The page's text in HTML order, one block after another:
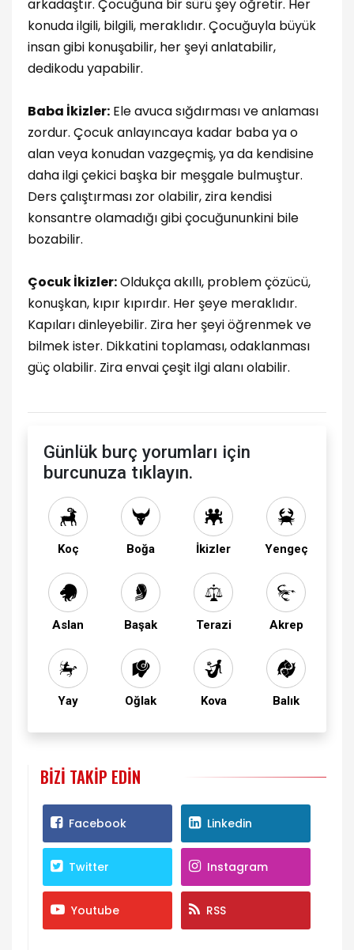
arkadaştır. Çocuğuna bir sürü şey öğretir. Her
konuda ilgili, bilgili, meraklıdır. Çocuğuyla büyük
insan gibi konuşabilir, her şeyi anlatabilir,
dedikodu yapabilir.
Baba İkizler: Ele avuca sığdırması ve anlaması
zordur. Çocuk anlayıncaya kadar baba ya o
alan veya konudan vazgeçmiş, ya da kendisine
daha ilgi çekici başka bir meşgale bulmuştur.
Ders çalıştırması zor olabilir, zira kendisi
konsantre olamadığı gibi çocuğununkini bile
bozabilir.
Çocuk İkizler:Oldukça akıllı, problem çözücü,
konuşkan, kıpır kıpırdır. Her şeye meraklıdır.
Kapıları dinleyebilir. Zira her şeyi öğrenmek ve
bilmek ister. Dikkatini toplaması, odaklanması
güç olabilir. Zira envai çeşit ilgi alanı olabilir.
Günlük burç yorumları için
burcunuza tıklayın.
Koç Boğa İkizler Yengeç
Aslan Başak Terazi Akrep
Yay Oğlak Kova Balık
BIZI TAKIP EDIN
Facebook Linkedin
Twitter Instagram
Youtube RSS